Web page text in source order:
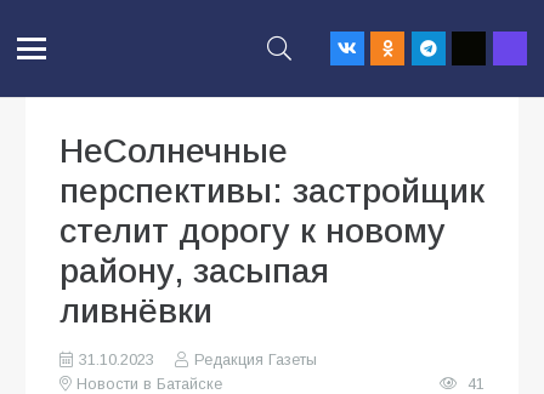
НеСолнечные
перспективы: застройщик
стелит дорогу к новому
району, засыпая
ливнёвки
31.10.2023
Редакция Газеты
Новости в Батайске
41